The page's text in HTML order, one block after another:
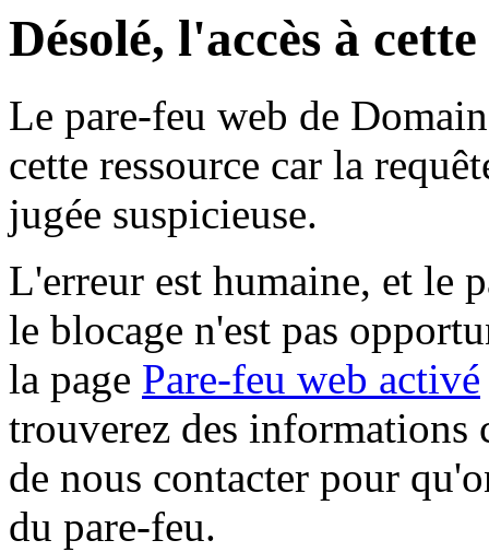
Désolé, l'accès à
Le pare-feu web de
cette ressource car la
jugée suspicieuse.
L'erreur est humaine, et le
le blocage n'est pas
la page Pare-feu web activé
trouverez des informations
de nous contacter pour
du pare-feu.